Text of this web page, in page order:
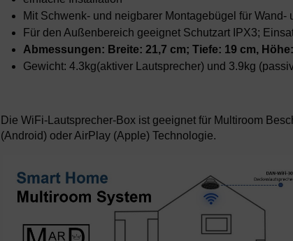
Mit Schwenk- und neigbarer Montagebügel für
Für den Außenbereich geeignet Schutzart IPX3;
Abmessungen: Breite: 21,7 cm; Tiefe: 19 cm,
Gewicht: 4.3kg(aktiver Lautsprecher) und 3.9kg
Die WiFi-Lautsprecher-Box ist geeignet für Multiroom
(Android) oder AirPlay (Apple) Technologie.